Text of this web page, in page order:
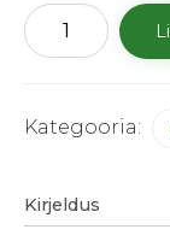
Roomav
akakapsas
"Burgundy
Kategooria:
Kirjeldus